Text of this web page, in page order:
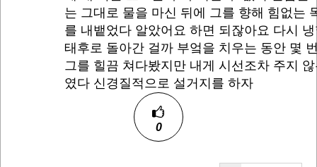
는 그대로 물을 마신 뒤에 그를 향해 힘없는
를 내뱉었다 알았어요 하면 되잖아요 다시
태후로 돌아간 걸까 부엌을 치우는 동안 몇
그를 힐끔 쳐다봤지만 내게 시선조차 주지
였다 신경질적으로 설거지를 하자
0